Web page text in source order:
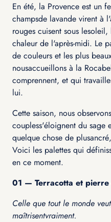
En été, la Provence est un
champsde lavande virent à
rouges cuisent sous
chaleur de l'après-midi. Le
de couleurs et les plus
nousaccueillons à la
comprennent, et qui
lui.
Cette saison, nous
coupless'éloignent du sage
quelque chose de
Voici les palettes qui
en ce moment.
01 — Terracotta et pierre
Celle que tout le monde
maîtrisentvraiment.